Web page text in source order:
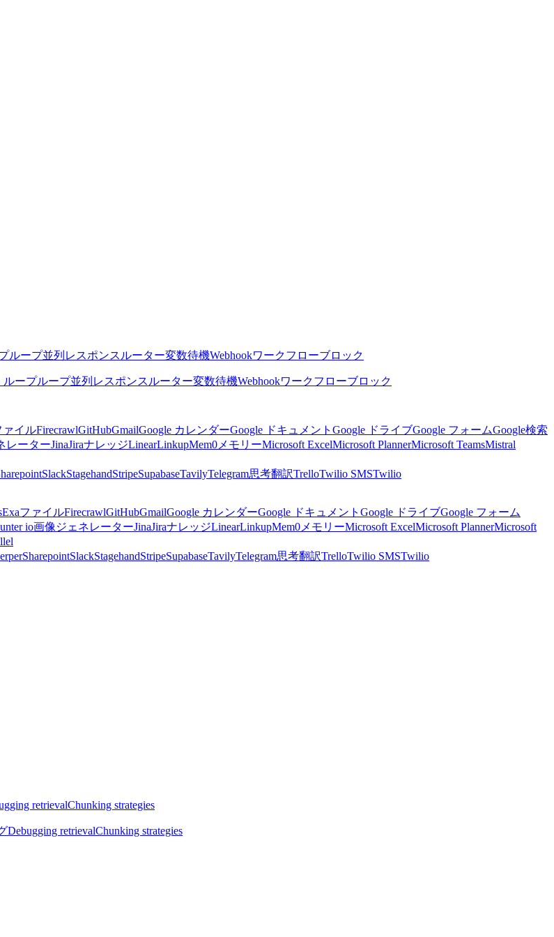
ループ並列 レスポンス ルーター変数待機Webhookワークフローブロック
ループループ並列 レスポンス ルーター変数待機Webhookワークフローブロック
ァイルFirecrawlGitHubGmailGoogle カレンダーGoogle ドキュメント Google ドライブGoogle フォームGoogle検索
レーターJinaJiraナレッジLinearLinkupMem0 メモリーMicrosoft ExcelMicrosoft PlannerMicrosoft TeamsMistral
SlackStagehandStripeSupabaseTavilyTelegram思考翻訳TrelloTwilio SMSTwilio
ExaファイルFirecrawlGitHubGmailGoogle カレンダーGoogle ドキュメント Google ドライブGoogle フォーム
io画像ジェネレーターJinaJiraナレッジLinearLinkupMem0 メモリーMicrosoft ExcelMicrosoft PlannerMicrosoft
SharepointSlackStagehandStripeSupabaseTavilyTelegram思考翻訳TrelloTwilio SMSTwilio
retrievalChunking strategies
Debugging retrievalChunking strategies